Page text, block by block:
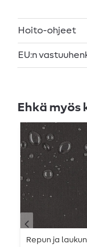
Hoito-ohjeet
EU:n
Ehkä
Repun ja